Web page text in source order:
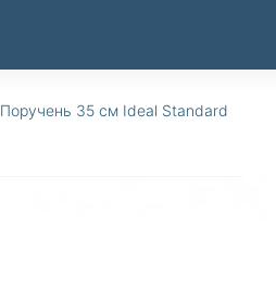
Поручень 35 см Ideal Standard